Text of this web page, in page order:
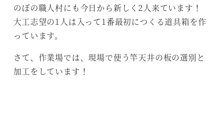
のぼの職人村にも今日から新しく2人来ています！
大工志望の1人は入って1番最初につくる道具箱を作
っています。
さて、作業場では、現場で使う竿天井の板の選別と
加工をしています！